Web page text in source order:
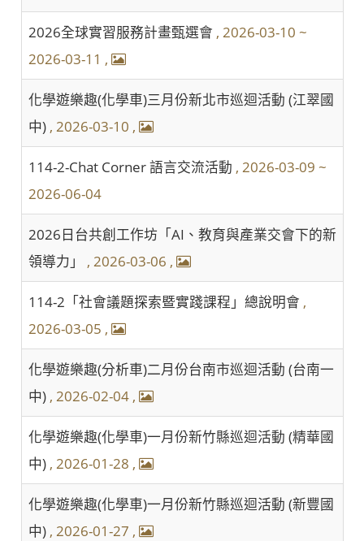
2026全球實習服務計畫甄選會 , 2026-03-10 ~
2026-03-11 ,
化學遊樂趣(化學車)三月份新北市巡迴活動 (江翠國
中) , 2026-03-10 ,
114-2-Chat Corner 語言交流活動 , 2026-03-09 ~
2026-06-04
2026日台共創工作坊「AI、教育與產業交會下的新
領導力」
, 2026-03-06 ,
114-2「社會議題探索暨實踐課程」總說明會 ,
2026-03-05 ,
化學遊樂趣(分析車)二月份台南市巡迴活動 (台南一
中) , 2026-02-04 ,
化學遊樂趣(化學車)一月份新竹縣巡迴活動 (精華國
中) , 2026-01-28 ,
化學遊樂趣(化學車)一月份新竹縣巡迴活動 (新豐國
中) , 2026-01-27 ,